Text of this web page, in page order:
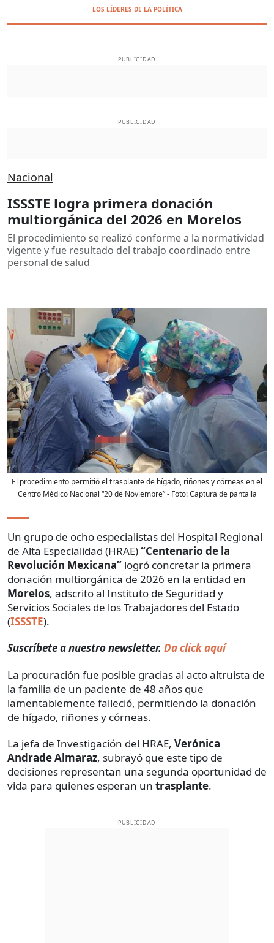
LOS LÍDERES DE LA POLÍTICA
PUBLICIDAD
PUBLICIDAD
Nacional
ISSSTE logra primera donación
multiorgánica del 2026 en Morelos
El procedimiento se realizó conforme a la normatividad
vigente y fue resultado del trabajo coordinado entre
personal de salud
El procedimiento permitió el trasplante de hígado, riñones y córneas en el
Centro Médico Nacional “20 de Noviembre”- Foto:Captura de pantalla
Un grupo de ocho especialistas del Hospital Regional
de Alta Especialidad (HRAE)“Centenario de la
Revolución Mexicana” logró concretar la primera
donación multiorgánica de 2026 en la entidad en
Morelos, adscrito al Instituto de Seguridad y
Servicios Sociales de los Trabajadores del Estado
(ISSSTE).
Suscríbete a nuestro newsletter. Da click aquí
La procuración fue posible gracias al acto altruista de
la familia de un paciente de 48 años que
lamentablemente falleció, permitiendo la donación
de hígado, riñones y córneas.
La jefa de Investigación del HRAE, Verónica
Andrade Almaraz, subrayó que este tipo de
decisiones representan una segunda oportunidad de
vida para quienes esperan un trasplante.
PUBLICIDAD